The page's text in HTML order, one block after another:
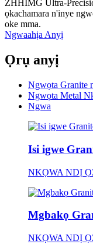
ZHHIMG Ultra-
ọkachamara n'inye
oke mma.
Ngwaahịa Anyị
Ọrụ anyị
Ngwọta Granite
Ngwọta Metal
Ngwa
Isi igwe
NKỌWA NDỊ
Mgbakọ
NKỌWA NDỊ